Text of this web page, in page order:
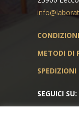
METODI DI
SPEDIZIONI
SEGUICI SU: